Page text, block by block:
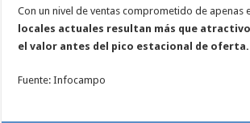
Con un nivel de ventas comprometido de apenas el
locales actuales resultan más que
el valor antes del pico estacional de oferta.
Fuente: Infocampo